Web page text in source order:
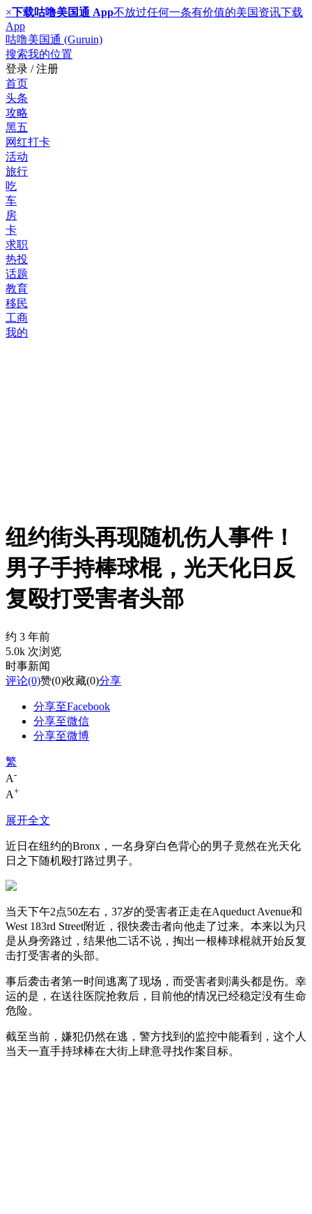
×下载咕噜美国通 App不放过任何一条有价值的美国资讯下载
App
咕噜美国通 (Guruin)
搜索我的位置
登录 / 注册
首页
头条
攻略
黑五
网红打卡
活动
旅行
吃
车
房
卡
求职
热投
话题
教育
移民
工商
我的
纽约街头再现随机伤人事件！
男子手持棒球棍，光天化日反
复殴打受害者头部
约 3 年前
5.0k 次浏览
时事新闻
评论(0)赞(0)收藏(0)分享
分享至Facebook
分享至微信
分享至微博
繁
A-
A+
展开全文
近日在纽约的Bronx，一名身穿白色背心的男子竟然在光天化
日之下随机殴打路过男子。
当天下午2点50左右，37岁的受害者正走在Aqueduct Avenue和
West 183rd Street附近，很快袭击者向他走了过来。本来以为只
是从身旁路过，结果他二话不说，掏出一根棒球棍就开始反复
击打受害者的头部。
事后袭击者第一时间逃离了现场，而受害者则满头都是伤。幸
运的是，在送往医院抢救后，目前他的情况已经稳定没有生命
危险。
截至当前，嫌犯仍然在逃，警方找到的监控中能看到，这个人
当天一直手持球棒在大街上肆意寻找作案目标。